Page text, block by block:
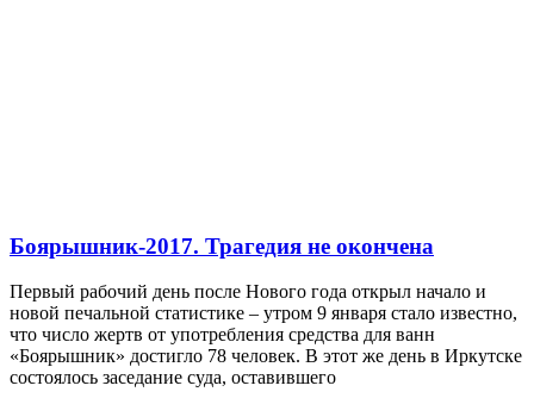
Боярышник-2017. Трагедия не окончена
Первый рабочий день после Нового года открыл начало и
новой печальной статистике – утром 9 января стало известно,
что число жертв от употребления средства для ванн
«Боярышник» достигло 78 человек. В этот же день в Иркутске
состоялось заседание суда, оставившего